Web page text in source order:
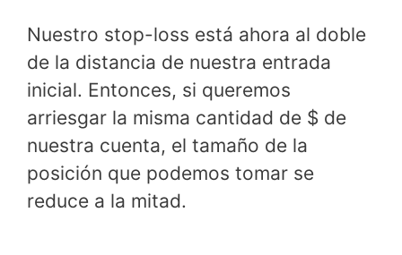
Nuestro stop-loss está ahora al doble
de la distancia de nuestra entrada
inicial. Entonces, si queremos
arriesgar la misma cantidad de $ de
nuestra cuenta, el tamaño de la
posición que podemos tomar se
reduce a la mitad.